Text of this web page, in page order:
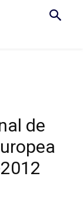
de